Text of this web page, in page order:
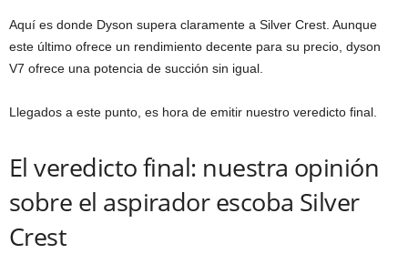
Aquí es donde Dyson supera claramente a Silver Crest. Aunque
este último ofrece un rendimiento decente para su precio, dyson
V7 ofrece una potencia de succión sin igual.
Llegados a este punto, es hora de emitir nuestro veredicto final.
El veredicto final: nuestra opinión
sobre el aspirador escoba Silver
Crest